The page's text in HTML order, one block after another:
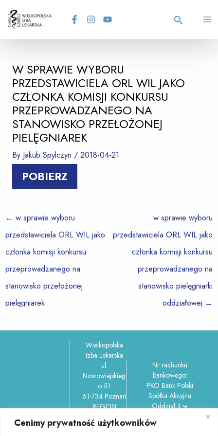
Cenimy prywatność użytkowników
content Search
W SPRAWIE WYBORU
PRZEDSTAWICIELA ORL WIL JAKO
CZŁONKA KOMISJI KONKURSU
PRZEPROWADZANEGO NA
STANOWISKO PRZEŁOŻONEJ
PIELĘGNIAREK
By Jakub Spylczyn /2018-04-21
POBIERZ
navigation
← w sprawie wyboru
przedstawiciela ORL WIL jako
członka komisji konkursu
przeprowadzanego na
stanowisko przełożonej
pielęgniarek
w sprawie wyboru
przedstawiciela ORL WIL jako
członka komisji konkursu
przeprowadzanego na
stanowisko pielęgniarki
oddziałowej →
Wielkopolska
Izba Lekarska
ul.
Nowowiejskieg
o 51
61-734 Poznań
REGON
006212737,
NIP
Nr rachunku
bankowego:
PKO Bank Polski
Spółka Akcyjna
Oddział 4 w
ul.Garbary 100/150-